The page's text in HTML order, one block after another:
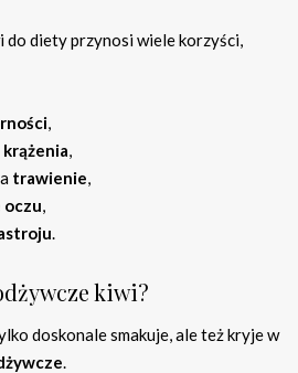
do diety przynosi wiele korzyści,
,
krążenia,
trawienie,
oczu,
.
kiwi?
doskonale smakuje, ale też kryje w
.